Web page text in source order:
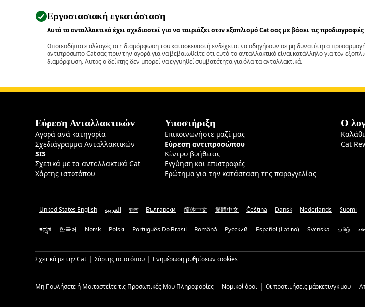
Εργοστασιακή εγκατάσταση
Αυτό το ανταλλακτικό έχει σχεδιαστεί για να ταιριάζει στον εξοπλισμό Cat σας με βάσει τις
Οποιεσδήποτε αλλαγές στη διαμόρφωση του κατασκευαστή ενδέχεται να οδηγήσουν σε μη δυνατότητα
αντιπρόσωπο Cat σας πριν την αγορά για να βεβαιωθείτε ότι αυτό το ανταλλακτικό είναι κατάλληλο για τον
διαμόρφωση. Αυτός ο δείκτης δεν μπορεί να εγγυηθεί συμβατότητα για όλα τα ανταλλακτικά.
Εύρεση Ανταλλακτικών
Αγορά ανά κατηγορία
Σχεδιάγραμμα Ανταλλακτικών
SIS
Σχετικά με τα ανταλλακτικά Cat
Χάρτης ιστοτόπου
Υποστήριξη
Επικοινωνήστε μαζί μας
Εύρεση αντιπροσώπου
Κέντρο βοήθειας
Εγγύηση και επιστροφές
Ερώτημα για την κατάσταση της παραγγελίας
Ο
Cat
United States English العربية বাংলা Български 简体中文 繁體中文 Čeština Dansk Nederlands Suomi
ಕನ್ನಡ 한국어 Norsk Polski Português Do Brasil Română Русский Español (Latino) Svenska தமிழ்
Σχετικά με την Cat Χάρτης ιστοτόπου Ενημέρωση ρυθμίσεων cookies
Μη Πουλήσετε ή Μοιταστείτε τις Προσωπικές Μου Πληροφορίες Νομικοί όροι Οι προτιμήσεις μάρκετινγκ μου